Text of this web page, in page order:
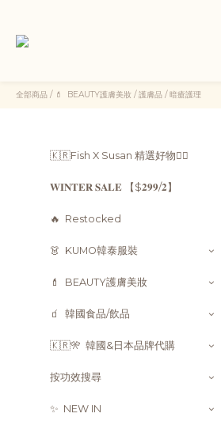
全部商品 / 💄 ㅤ ㅤBEAUTY護膚美妝 /護膚品 /暗瘡護理
🇰🇷Fish X Susan 精選好物👯‍♀
𝐖𝐈𝐍𝐓𝐄𝐑 𝐒𝐀𝐋𝐄 【$𝟐𝟗𝟗/𝟐】
🔥 ㅤ ㅤRestocked
👗 ㅤ ㅤKUMO韓泰服裝
💄 ㅤ ㅤBEAUTY護膚美妝
🧃 ㅤ ㅤ韓國食品/飲品
🇰🇷🎌 ㅤ ㅤ韓國&日本品牌代購
按功效搜尋
✨ ㅤ ㅤNEW IN